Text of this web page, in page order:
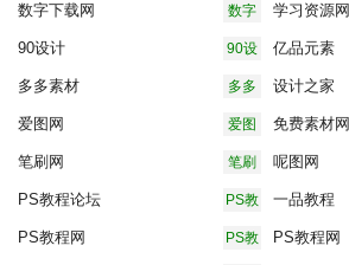
数字
网
数字下载网 学习资源网
90设
90设计 亿品元素
多多
多多素材 设计之家
爱图
爱图网 免费素材网
笔刷
笔刷网 呢图网
PS教
坛
PS教程论坛 一品教程
PS教
PS教程网 PS教程网